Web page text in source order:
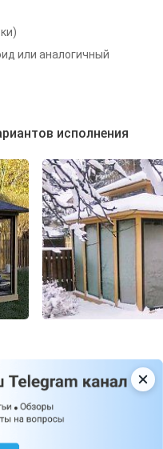
или аналогичный
исполнения